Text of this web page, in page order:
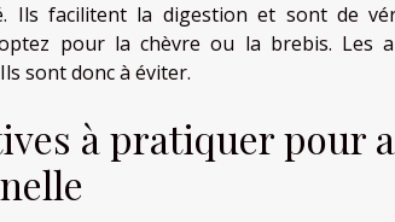
facilitent la digestion et sont de
pour la chèvre ou la brebis. Les
sont donc à éviter.
à pratiquer pour